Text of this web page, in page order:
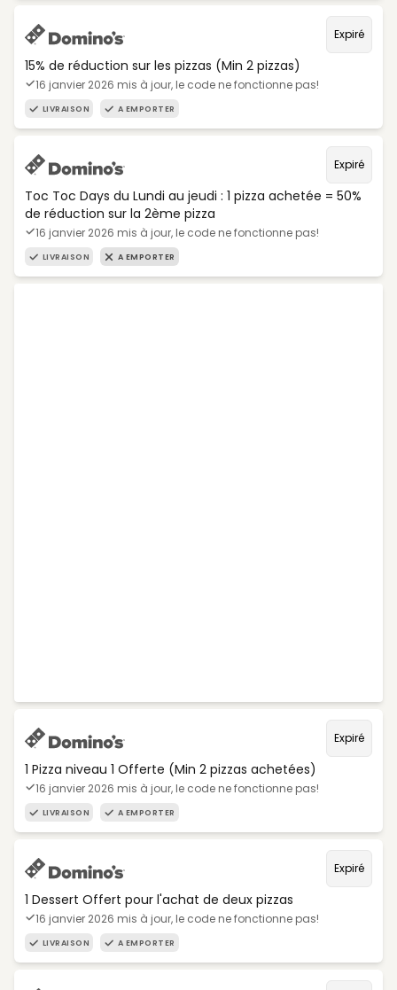
Expiré
15% de réduction sur les pizzas (Min 2 pizzas)
16 janvier 2026 mis à jour, le code ne fonctionne pas!
LIVRAISON A EMPORTER
Expiré
Toc Toc Days du Lundi au jeudi : 1 pizza achetée = 50%
de réduction sur la 2ème pizza
16 janvier 2026 mis à jour, le code ne fonctionne pas!
LIVRAISON A EMPORTER
Expiré
1 Pizza niveau 1 Offerte (Min 2 pizzas achetées)
16 janvier 2026 mis à jour, le code ne fonctionne pas!
LIVRAISON A EMPORTER
Expiré
1 Dessert Offert pour l'achat de deux pizzas
16 janvier 2026 mis à jour, le code ne fonctionne pas!
LIVRAISON A EMPORTER